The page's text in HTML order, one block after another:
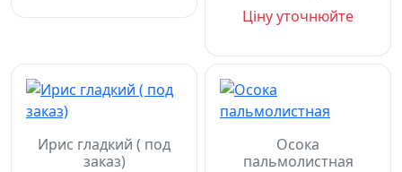
Ціну уточнюйте
Ирис гладкий ( под
заказ)
Осока
пальмолистная